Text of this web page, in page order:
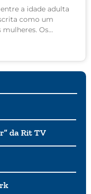
a idade adulta
como um
mulheres. Os
65 anos de idade,
desafios sociais,
a transição da
as mulheres não
biológicas,
da Rit TV